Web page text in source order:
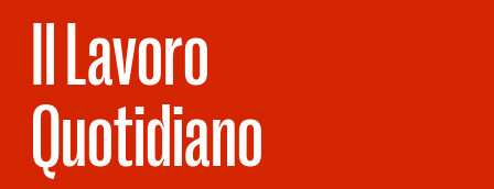
Il Lavoro
Quotidiano